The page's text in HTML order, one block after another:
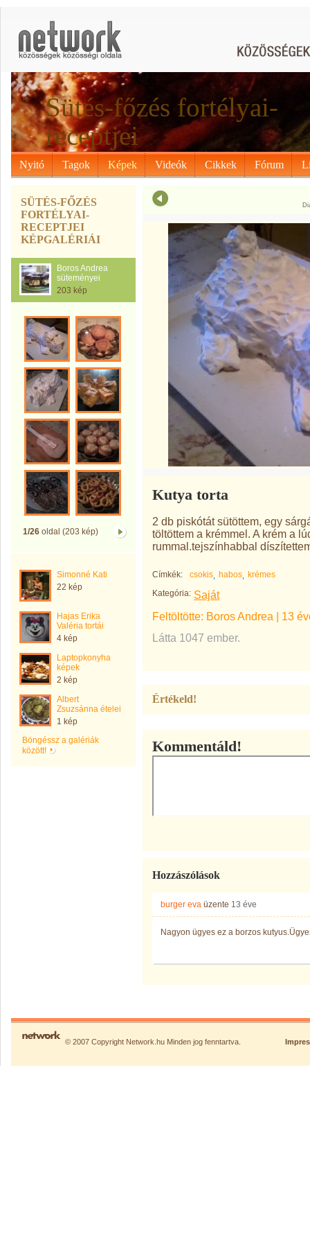
Sütés-főzés fortélyai-
receptjei
Nyitó Tagok Képek Videók Cikkek Fórum
SÜTÉS-FŐZÉS
FORTÉLYAI-
RECEPTJEI
KÉPGALÉRIÁI
Boros Andrea
süteményei
203 kép
1/26oldal (203 kép)
Simonné Kati
22 kép
Hajas Erika
Valéria tortái
4 kép
Laptopkonyha
képek
2 kép
Albert
Zsuzsánna ételei
1 kép
Böngéssz a galériák
között!
Kutya torta
2 db piskótát sütöttem, egy
töltöttem a krémmel. A krém a
rummal.tejszínhabbal
Címkék: csokis habos
krémes
Kategória: Saját
Feltöltötte: Boros Andrea | 13
Látta 1047 ember.
Értékeld!
Kommentáld!
Hozzászólások
burger eva üzente 13 éve
Nagyon ügyes ez a borzos
© 2007 Copyright Network.hu Minden jog fenntartva.